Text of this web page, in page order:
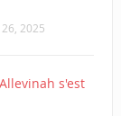
2025